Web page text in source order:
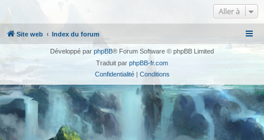
Aller à
Site web Index du forum
Développé par phpBB® Forum Software © phpBB Limited
Traduit par phpBB-fr.com
Confidentialité| Conditions